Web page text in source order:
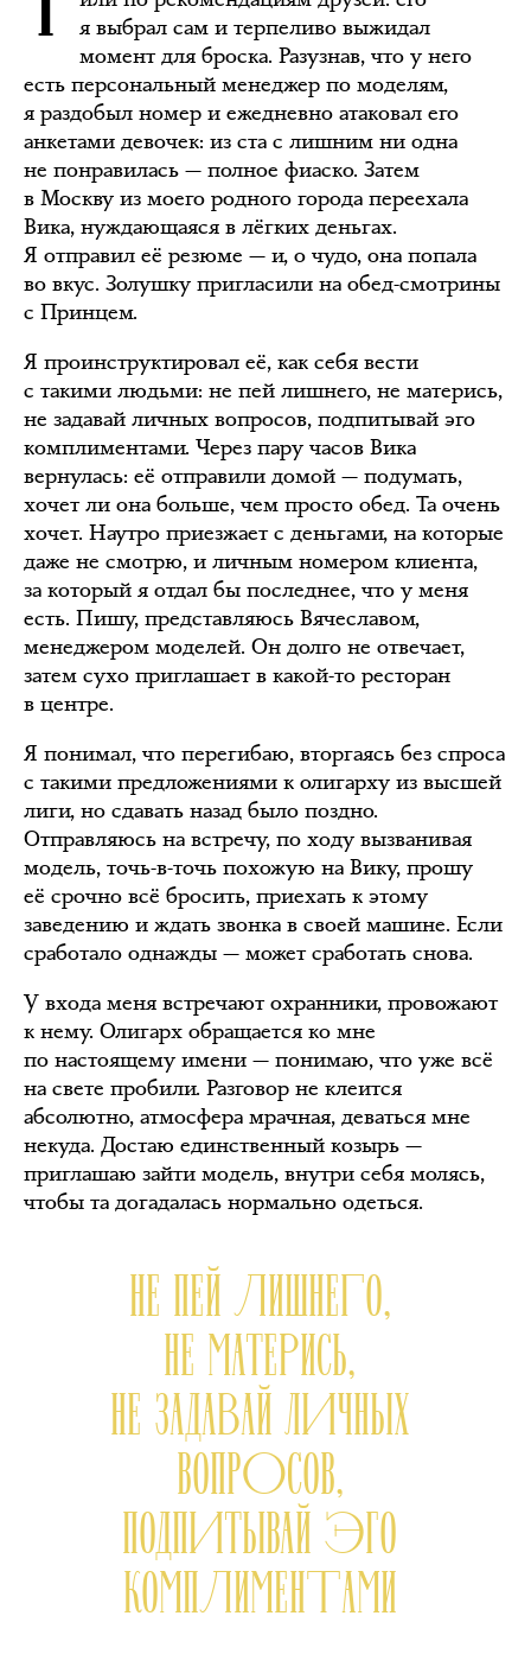
я выбрал сам и терпеливо выжидал
момент для броска. Разузнав, что у него
есть персональный менеджер по моделям,
я раздобыл номер и ежедневно атаковал его
анкетами девочек: из ста с лишним ни одна
не понравилась — полное фиаско. Затем
в Москву из моего родного города переехала
Вика, нуждающаяся в лёгких деньгах.
Я отправил её резюме — и, о чудо, она попала
во вкус. Золушку пригласили на обед-смотрины
с Принцем.
Я проинструктировал её, как себя вести
с такими людьми: не пей лишнего, не матерись,
не задавай личных вопросов, подпитывай эго
комплиментами. Через пару часов Вика
вернулась: её отправили домой — подумать,
хочет ли она больше, чем просто обед. Та очень
хочет. Наутро приезжает с деньгами, на которые
даже не смотрю, и личным номером клиента,
за который я отдал бы последнее, что у меня
есть. Пишу, представляюсь Вячеславом,
менеджером моделей. Он долго не отвечает,
затем сухо приглашает в какой-то ресторан
в центре.
Я понимал, что перегибаю, вторгаясь без спроса
с такими предложениями к олигарху из высшей
лиги, но сдавать назад было поздно.
Отправляюсь на встречу, по ходу вызванивая
модель, точь-в-точь похожую на Вику, прошу
её срочно всё бросить, приехать к этому
заведению и ждать звонка в своей машине. Если
сработало однажды — может сработать снова.
У входа меня встречают охранники, провожают
к нему. Олигарх обращается ко мне
по настоящему имени — понимаю, что уже всё
на свете пробили. Разговор не клеится
абсолютно, атмосфера мрачная, деваться мне
некуда. Достаю единственный козырь —
приглашаю зайти модель, внутри себя молясь,
чтобы та догадалась нормально одеться.
НЕ ПЕЙ ЛИШНЕГО,
НЕ МАТЕРИСЬ,
НЕ ЗАДАВАЙ ЛИЧНЫХ
ВОПРОСОВ,
ПОДПИТЫВАЙ ЭГО
КОМПЛИМЕНТАМИ